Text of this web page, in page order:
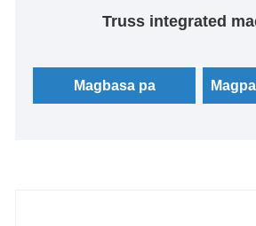
Truss integrated
Magbasa pa